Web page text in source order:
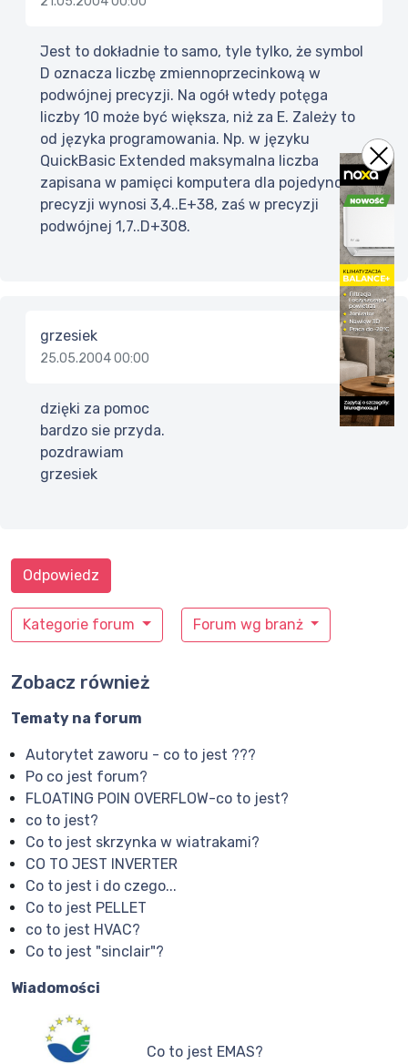
Jest to dokładnie to samo, tyle tylko, że symbol
D oznacza liczbę zmiennoprzecinkową w
podwójnej precyzji. Na ogół wtedy potęga
liczby 10 może być większa, niż za E. Zależy to
od języka programowania. Np. w języku
QuickBasic Extended maksymalna liczba
zapisana w pamięci komputera dla pojedynczej
precyzji wynosi 3,4..E+38, zaś w precyzji
podwójnej 1,7..D+308.
grzesiek
25.05.2004 00:00
dzięki za pomoc
bardzo sie przyda.
pozdrawiam
grzesiek
Kategorie forum Forum wg branż
Odpowiedz
Zobacz również
Tematy na forum
Autorytet zaworu - co to jest ???
Po co jest forum?
FLOATING POIN OVERFLOW-co to jest?
co to jest?
Co to jest skrzynka w wiatrakami?
CO TO JEST INVERTER
Co to jest i do czego...
Co to jest PELLET
co to jest HVAC?
Co to jest "sinclair"?
Wiadomości
Co to jest EMAS?